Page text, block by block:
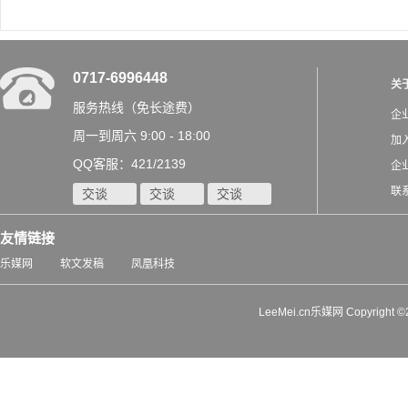
0717-6996448
服务热线（免长途费）
周一到周六 9:00 - 18:00
QQ客服：421/2139
交谈 交谈 交谈
关
企
加
企
联
友情链接
乐媒网 软文发稿 凤凰科技
LeeMei.cn乐媒网 Copyright